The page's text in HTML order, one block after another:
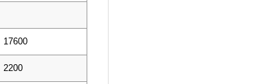
17600
2200